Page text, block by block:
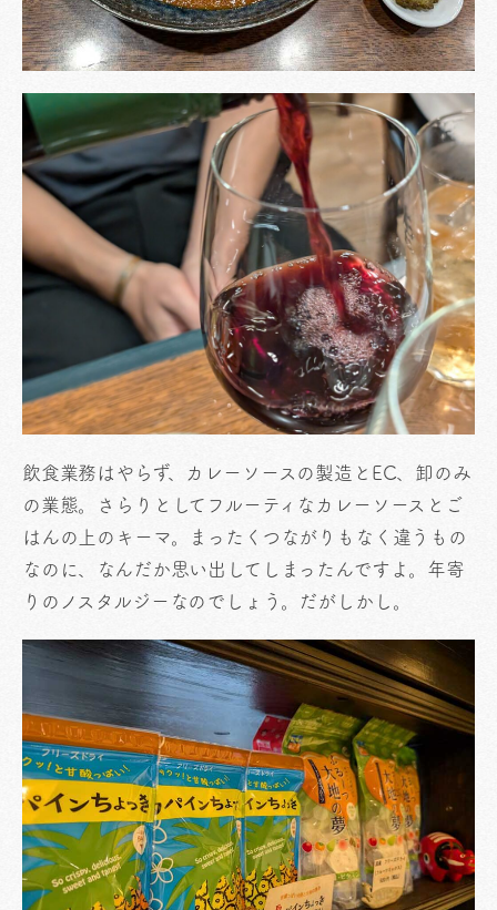
飲食業務はやらず、カレーソースの製造とEC、卸のみ
の業態。さらりとしてフルーティなカレーソースとご
はんの上のキーマ。まったくつながりもなく違うもの
なのに、なんだか思い出してしまったんですよ。年寄
りのノスタルジーなのでしょう。だがしかし。